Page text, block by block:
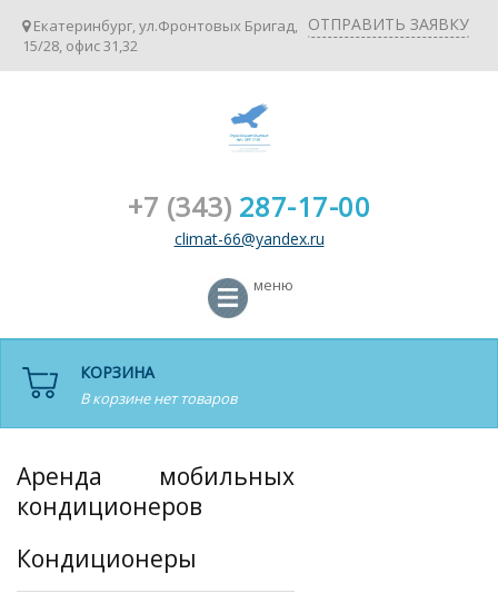
ОТПРАВИТЬ ЗАЯВКУ
Екатеринбург, ул.Фронтовых Бригад,
15/28, офис 31,32
+7 (343) 287-17-00
climat-66@yandex.ru
КОРЗИНА
В корзине нет товаров
меню
Аренда мобильных
кондиционеров
Кондиционеры